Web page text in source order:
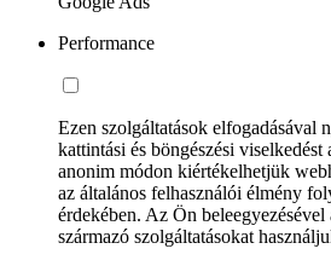
Performance
Ezen szolgáltatások elfogadásával
kattintási és böngészési
anonim módon kiértékelhetjük
az általános felhasználói élmény
érdekében. Az Ön
származó szolgáltatásokat